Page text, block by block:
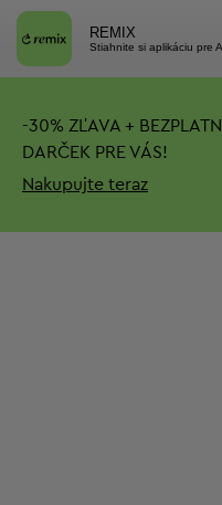
REMIX
Stiahnite si aplikáciu pre
-30% ZĽAVA +
DARČEK PRE VÁS!
Nakupujte teraz